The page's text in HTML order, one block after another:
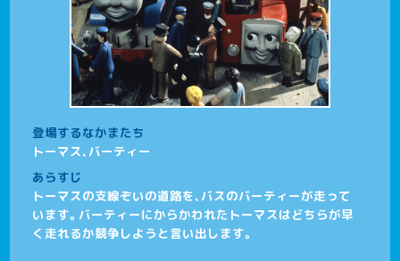
登場するなかまたち
トーマス、バーティー
あらすじ
トーマスの支線ぞいの道路を、バスのバーティーが走って
います。バーティーにからかわれたトーマスはどちらが早
く走れるか競争しようと言い出します。